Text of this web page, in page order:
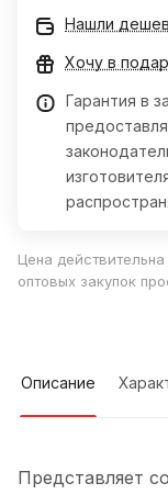
Нашли
Хочу в
Гарантия в
Цена
оптовых закупок
Описание
Представляет